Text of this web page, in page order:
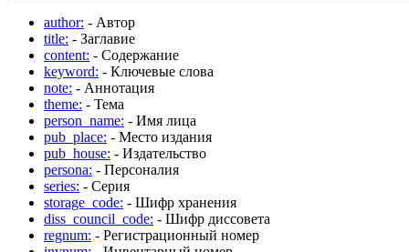
author: - Автор
title: - Заглавие
content: - Содержание
keyword: - Ключевые слова
note: - Аннотация
theme: - Тема
person_name: - Имя лица
pub_place: - Место издания
pub_house: - Издательство
persona: - Персоналия
series: - Серия
storage_code: - Шифр хранения
diss_council_code: - Шифр диссовета
regnum: - Регистрационный номер